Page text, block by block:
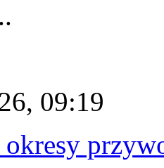
09:19
okresy